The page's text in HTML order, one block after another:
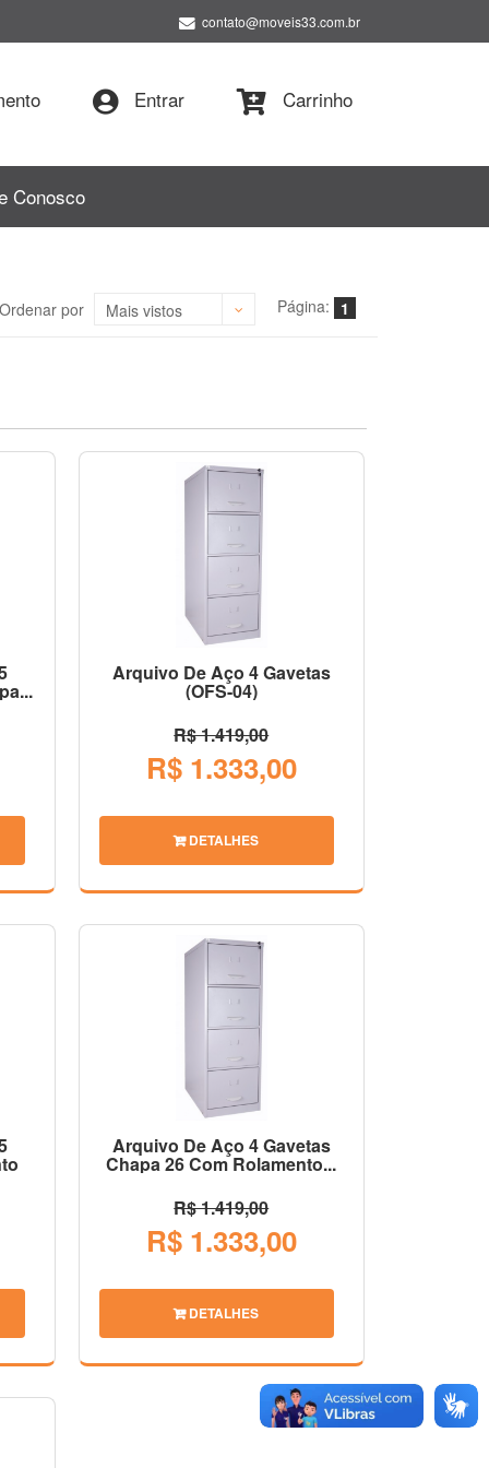
contato@moveis33.com.br
Entrar Carrinho
Conosco
Página: 1
Ordenar por Mais vistos
Arquivo De Aço 4 Gavetas
(OFS-04)
R$ 1.419,00
R$ 1.333,00
DETALHES
Arquivo De Aço 4 Gavetas
Chapa 26 Com Rolamento...
R$ 1.419,00
R$ 1.333,00
DETALHES